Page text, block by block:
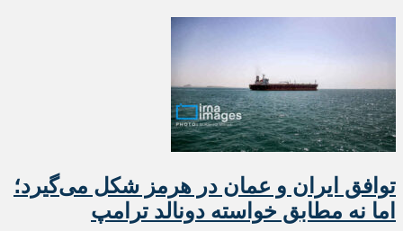
توافق ایران و عمان در هرمز شکل می‌گیرد؛
اما نه مطابق خواسته دونالد ترامپ